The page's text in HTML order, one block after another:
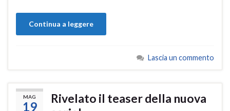
Continua a leggere
Lascia un commento
MAG
19
Rivelato il teaser della nuova